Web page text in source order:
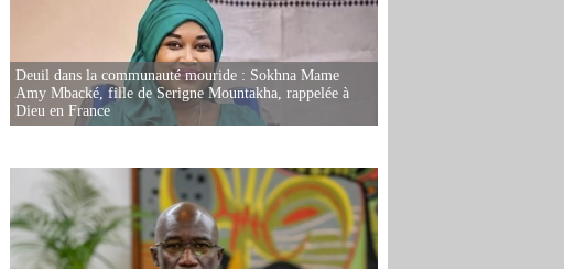
Deuil dans la communauté mouride : Sokhna Mame
Amy Mbacké, fille de Serigne Mountakha, rappelée à
Dieu en France